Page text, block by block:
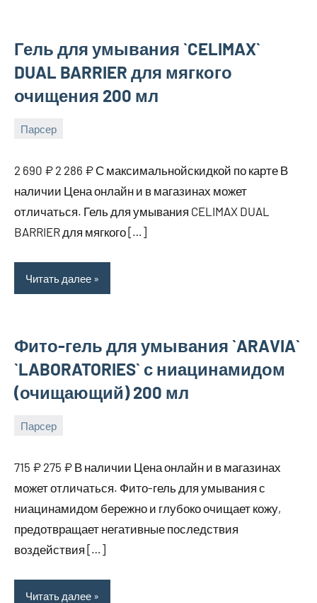
Гель для умывания `CELIMAX`
DUAL BARRIER для мягкого
очищения 200 мл
Парсер
2025
bus_m_ru
2 690 ₽ 2 286 ₽ С максимальнойскидкой по карте В
наличии Цена онлайн и в магазинах может
отличаться. Гель для умывания CELIMAX DUAL
BARRIER для мягкого […]
Читать далее
Фито-гель для умывания `ARAVIA`
`LABORATORIES` с ниацинамидом
(очищающий) 200 мл
Парсер
2025
bus_m_ru
715 ₽ 275 ₽ В наличии Цена онлайн и в магазинах
может отличаться. Фито-гель для умывания с
ниацинамидом бережно и глубоко очищает кожу,
предотвращает негативные последствия
воздействия […]
Читать далее